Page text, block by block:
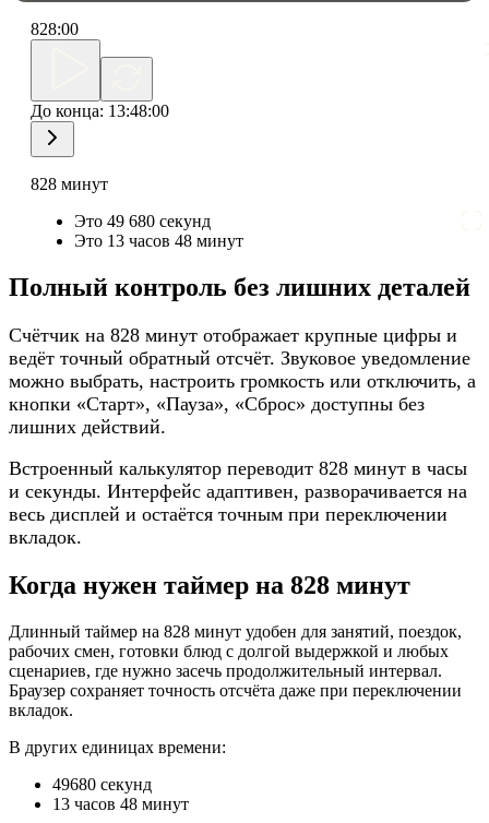
828:00
До конца: 13:48:00
828 минут
Это 49 680 секунд
Это 13 часов 48 минут
Полный контроль без лишних деталей
Счётчик на 828 минут отображает крупные цифры и
ведёт точный обратный отсчёт. Звуковое уведомление
можно выбрать, настроить громкость или отключить, а
кнопки «Старт», «Пауза», «Сброс» доступны без
лишних действий.
Встроенный калькулятор переводит 828 минут в часы
и секунды. Интерфейс адаптивен, разворачивается на
весь дисплей и остаётся точным при переключении
вкладок.
Когда нужен таймер на 828 минут
Длинный таймер на 828 минут удобен для занятий, поездок,
рабочих смен, готовки блюд с долгой выдержкой и любых
сценариев, где нужно засечь продолжительный интервал.
Браузер сохраняет точность отсчёта даже при переключении
вкладок.
В других единицах времени:
49680 секунд
13 часов 48 минут